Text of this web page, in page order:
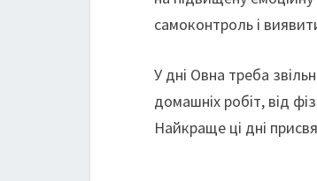
самоконтроль і
У дні Овна треба
домашніх робіт, від
Найкраще ці дні